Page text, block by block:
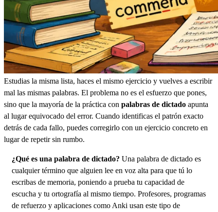
Estudias la misma lista, haces el mismo ejercicio y vuelves a escribir
mal las mismas palabras. El problema no es el esfuerzo que pones,
sino que la mayoría de la práctica con palabras de dictado apunta
al lugar equivocado del error. Cuando identificas el patrón exacto
detrás de cada fallo, puedes corregirlo con un ejercicio concreto en
lugar de repetir sin rumbo.
¿Qué es una palabra de dictado? Una palabra de dictado es
cualquier término que alguien lee en voz alta para que tú lo
escribas de memoria, poniendo a prueba tu capacidad de
escucha y tu ortografía al mismo tiempo. Profesores, programas
de refuerzo y aplicaciones como Anki usan este tipo de